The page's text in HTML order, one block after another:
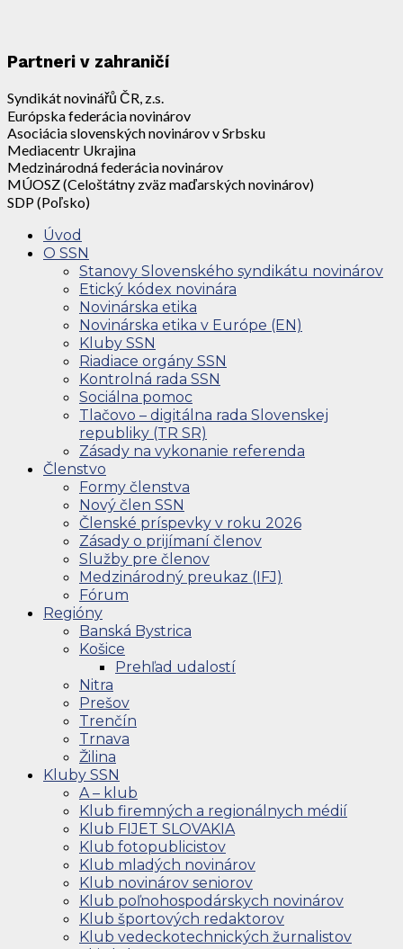
Partneri v zahraničí
Syndikát novinářů ČR, z.s.
Európska federácia novinárov
Asociácia slovenských novinárov v Srbsku
Mediacentr Ukrajina
Medzinárodná federácia novinárov
MÚOSZ (Celoštátny zväz maďarských novinárov)
SDP (Poľsko)
Úvod
O SSN
Stanovy Slovenského syndikátu novinárov
Etický kódex novinára
Novinárska etika
Novinárska etika v Európe (EN)
Kluby SSN
Riadiace orgány SSN
Kontrolná rada SSN
Sociálna pomoc
Tlačovo – digitálna rada Slovenskej
republiky (TR SR)
Zásady na vykonanie referenda
Členstvo
Formy členstva
Nový člen SSN
Členské príspevky v roku 2026
Zásady o prijímaní členov
Služby pre členov
Medzinárodný preukaz (IFJ)
Fórum
Regióny
Banská Bystrica
Košice
Prehľad udalostí
Nitra
Prešov
Trenčín
Trnava
Žilina
Kluby SSN
A – klub
Klub firemných a regionálnych médií
Klub FIJET SLOVAKIA
Klub fotopublicistov
Klub mladých novinárov
Klub novinárov seniorov
Klub poľnohospodárskych novinárov
Klub športových redaktorov
Klub vedeckotechnických žurnalistov